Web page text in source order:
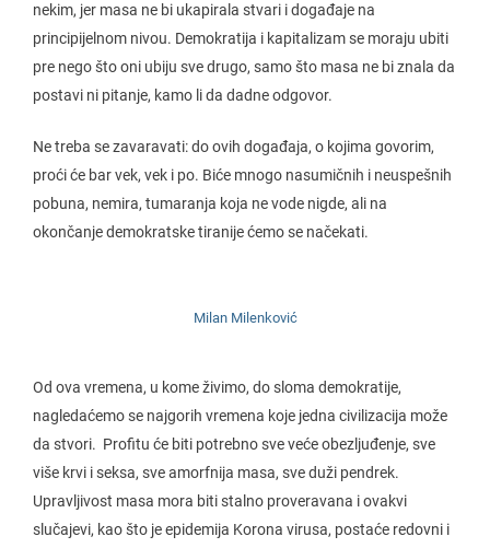
nekim, jer masa ne bi ukapirala stvari i događaje na
principijelnom nivou. Demokratija i kapitalizam se moraju ubiti
pre nego što oni ubiju sve drugo, samo što masa ne bi znala da
postavi ni pitanje, kamo li da dadne odgovor.
Ne treba se zavaravati: do ovih događaja, o kojima govorim,
proći će bar vek, vek i po. Biće mnogo nasumičnih i neuspešnih
pobuna, nemira, tumaranja koja ne vode nigde, ali na
okončanje demokratske tiranije ćemo se načekati.
Milan Milenković
Od ova vremena, u kome živimo, do sloma demokratije,
nagledaćemo se najgorih vremena koje jedna civilizacija može
da stvori. Profitu će biti potrebno sve veće obezljuđenje, sve
više krvi i seksa, sve amorfnija masa, sve duži pendrek.
Upravljivost masa mora biti stalno proveravana i ovakvi
slučajevi, kao što je epidemija Korona virusa, postaće redovni i